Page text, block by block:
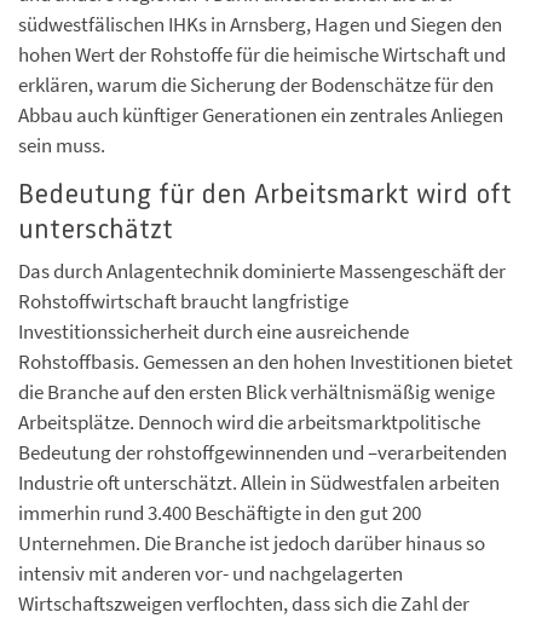
südwestfälischen IHKs in Arnsberg, Hagen und Siegen den
hohen Wert der Rohstoffe für die heimische Wirtschaft und
erklären, warum die Sicherung der Bodenschätze für den
Abbau auch künftiger Generationen ein zentrales Anliegen
sein muss.
Bedeutung für den Arbeitsmarkt wird oft
unterschätzt
Das durch Anlagentechnik dominierte Massengeschäft der
Rohstoffwirtschaft braucht langfristige
Investitionssicherheit durch eine ausreichende
Rohstoffbasis. Gemessen an den hohen Investitionen bietet
die Branche auf den ersten Blick verhältnismäßig wenige
Arbeitsplätze. Dennoch wird die arbeitsmarktpolitische
Bedeutung der rohstoffgewinnenden und –verarbeitenden
Industrie oft unterschätzt. Allein in Südwestfalen arbeiten
immerhin rund 3.400 Beschäftigte in den gut 200
Unternehmen. Die Branche ist jedoch darüber hinaus so
intensiv mit anderen vor- und nachgelagerten
Wirtschaftszweigen verflochten, dass sich die Zahl der